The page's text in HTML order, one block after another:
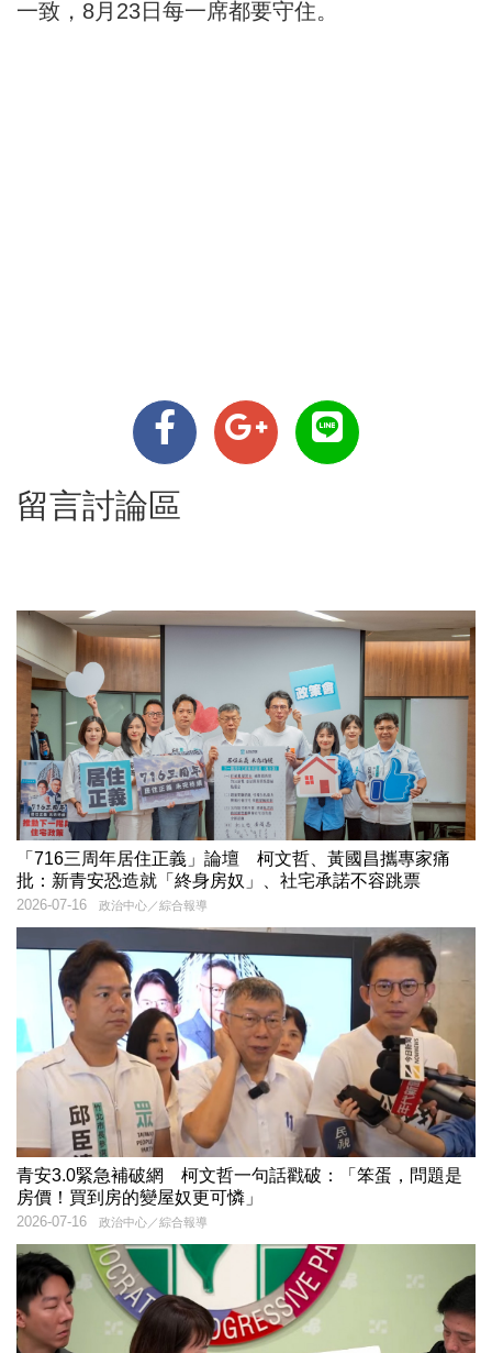
一致，8月23日每一席都要守住。
留言討論區
「716三周年居住正義」論壇 柯文哲、黃國昌攜專家痛
批：新青安恐造就「終身房奴」、社宅承諾不容跳票
政治中心／綜合報導
2026-07-16
青安3.0緊急補破網 柯文哲一句話戳破：「笨蛋，問題是
房價！買到房的變屋奴更可憐」
政治中心／綜合報導
2026-07-16